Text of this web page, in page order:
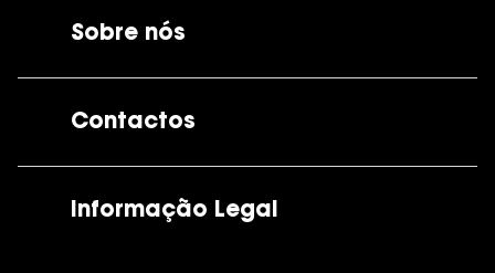
Sobre nós
Contactos
Informação Legal